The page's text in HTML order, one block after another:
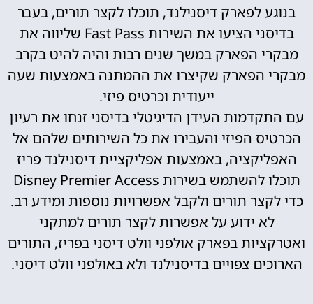
בנוגע לפארק דיסנילנד, תוכלו לקצר תורים, בעבר
בדיסני הציעו את השירות Fast Pass שליווה את
מבקרי הפארק במשך שנים רבות והיה להיט בקרב
מבקרי הפארק שקיצרו את ההמתנה באמצעות שעה
ייעודית וכרטיס פיזי.
עם התקדמות העידן הדיגיטלי בדיסני זנחו את רעיון
הכרטיס הפיזי והעבירו את כל השירותים שלהם אל
האפליקציה, באמצעות אפליקציית דיסנילנד פריז
תוכלו להשתמש בשירות Disney Premier Access
כדי לקצר תורים ולקבל אפשרויות נוספות ומידע רב.
לא ידוע על אפשרות לקצר תורים למתקני
ואטרקציות בפארק אולפני וולט דיסני בפריז, התורים
הארוכים צפויים בדיסנילנד ולא באולפני וולט דיסני.